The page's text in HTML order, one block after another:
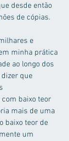
desde então
de cópias.
e
minha prática
ao longo dos
que
baixo teor
mais de uma
baixo teor de
um